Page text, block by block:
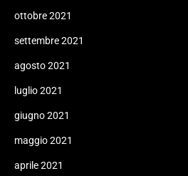
ottobre 2021
settembre 2021
agosto 2021
luglio 2021
giugno 2021
maggio 2021
aprile 2021